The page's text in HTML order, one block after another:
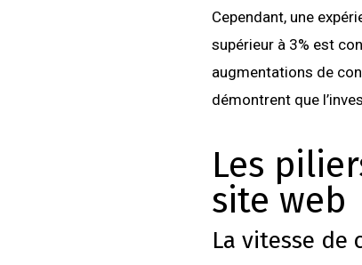
Cependant, une
supérieur à 3% est
augmentations de
démontrent que
Les
site web
La vitesse de